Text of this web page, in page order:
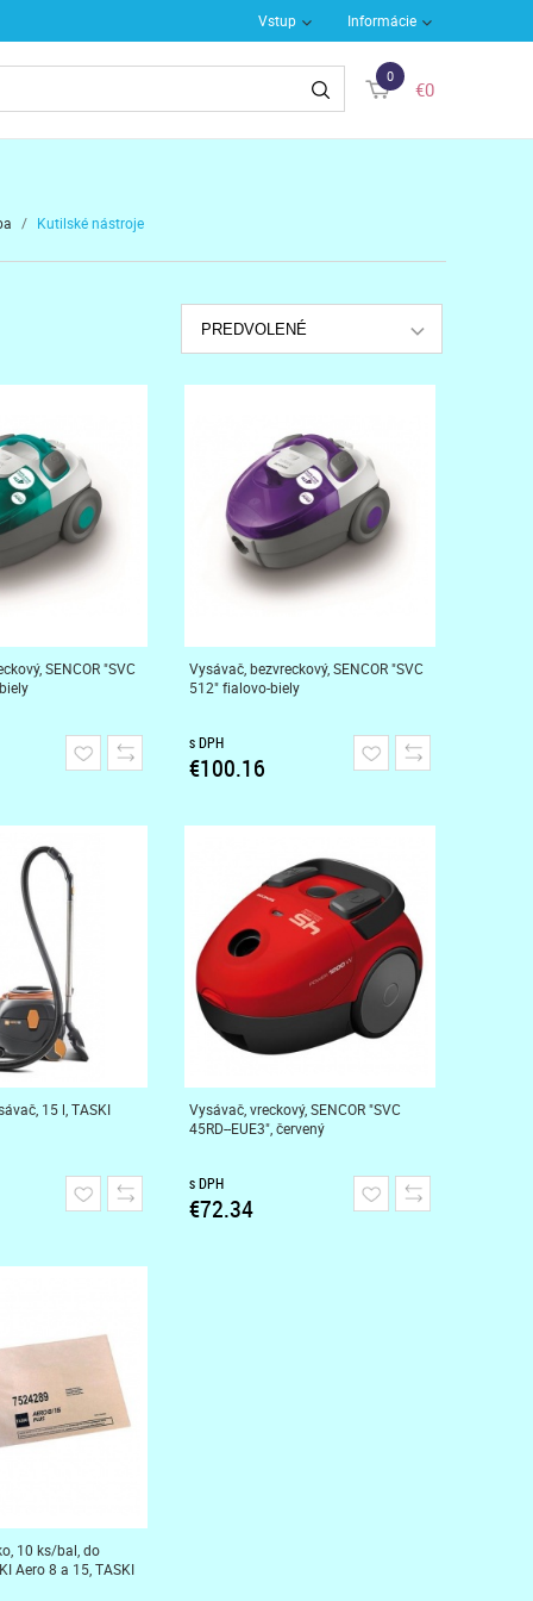
Vstup Informácie
0
€0
/ Kutilské nástroje
PREDVOLENÉ
SENCOR "SVC
Vysávač, bezvreckový, SENCOR "SVC
512" fialovo-biely
s DPH
€100.16
15 l, TASKI
Vysávač, vreckový, SENCOR "SVC
45RD--EUE3", červený
s DPH
€72.34
10 ks/bal, do
Aero 8 a 15, TASKI